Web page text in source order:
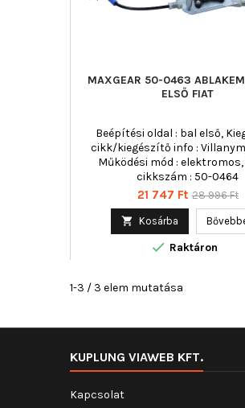
MAXGEAR 50-0463
ELSŐ FIAT
Beépítési oldal : bal első,
cikk/kiegészítő info :
Működési mód : elektromos,
cikkszám : 50-0464
Ár
21 747 Ft Normál
28 996 Ft
 Kosárba
 Raktáron
1-3 / 3 elem mutatása
KUPLUNG VIAWEB KFT.
Kapcsolat